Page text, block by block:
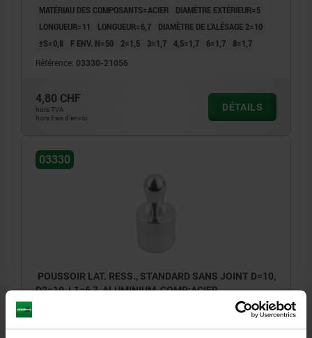
MATÉRIAU DES COMPOSANTS=ACIER
DIAMÈTRE EXTÉRIEUR=5
LONGUEUR=11
LONGUEUR=6,7
DIAMÈTRE DE L'ALÉSAGE 2=10
±S=0,8
F ENV. N=50 2=1,5 3=1,7 4,5=1,7 6=1,7 8=1,7
Référence: 03330-21056
4,80 CHF
hors TVA
hors frais d’envoi
DÉTAILS
03330
POUSSOIR LAT. RESS., STANDARD SANS JOINT D=10,
D2=10, L1=6,7, ALUMINIUM, COMP:ACIER